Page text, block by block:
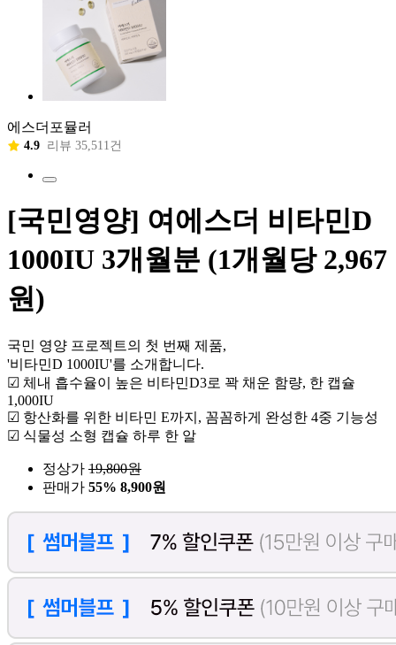
에스더포뮬러
4.9 리뷰 35,511건
[국민영양] 여에스더 비타민D
1000IU 3개월분 (1개월당 2,967
원)
국민 영양 프로젝트의 첫 번째 제품,
'비타민D 1000IU'를 소개합니다.
☑ 체내 흡수율이 높은 비타민D3로 꽉 채운 함량, 한 캡슐
1,000IU
☑ 항산화를 위한 비타민 E까지, 꼼꼼하게 완성한 4중 기능성
☑ 식물성 소형 캡슐 하루 한 알
정상가 19,800원
판매가 55% 8,900원